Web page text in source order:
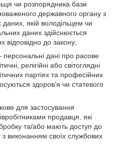
чи розпорядника бази
державного органу з
якій володільцем чи
даних здійснюється
відповідно до закону;
дані про расове
релігійні або світоглядні
партіях та професійних
здоров’я чи статевого
для застосування
продавця, які
та/або мають доступ до
з виконанням своїх службових